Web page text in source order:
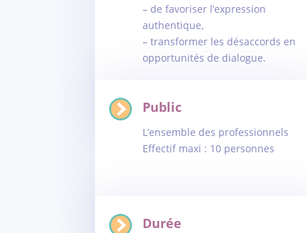
– de favoriser l’expression
authentique,
– transformer les désaccords en
opportunités de dialogue.
Public
L’ensemble des professionnels
Effectif maxi : 10 personnes
Durée